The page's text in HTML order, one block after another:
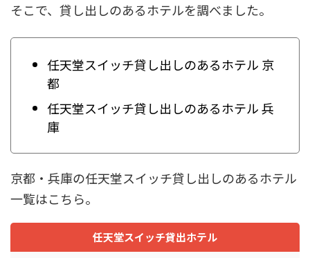
そこで、貸し出しのあるホテルを調べました。
任天堂スイッチ貸し出しのあるホテル 京
都
任天堂スイッチ貸し出しのあるホテル 兵
庫
京都・兵庫の任天堂スイッチ貸し出しのあるホテル
一覧はこちら。
任天堂スイッチ貸出ホテル